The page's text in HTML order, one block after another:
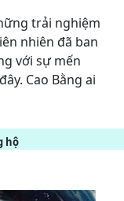
trải nghiệm
nhiên đã ban
với sự mến
Cao Bằng ai
hộ